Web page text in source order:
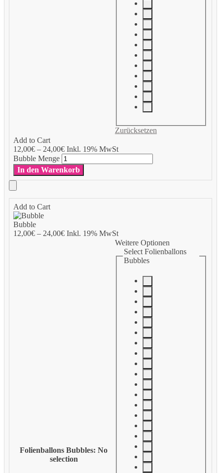
Add to Cart
12,00€– 24,00€Inkl. 19% MwSt
Zurücksetzen
Bubble Menge
In den Warenkorb
Add to Cart
Bubble
12,00€– 24,00€Inkl. 19% MwSt
Folienballons Bubbles: No
selection
Weitere Optionen
Select Folienballons
Bubbles